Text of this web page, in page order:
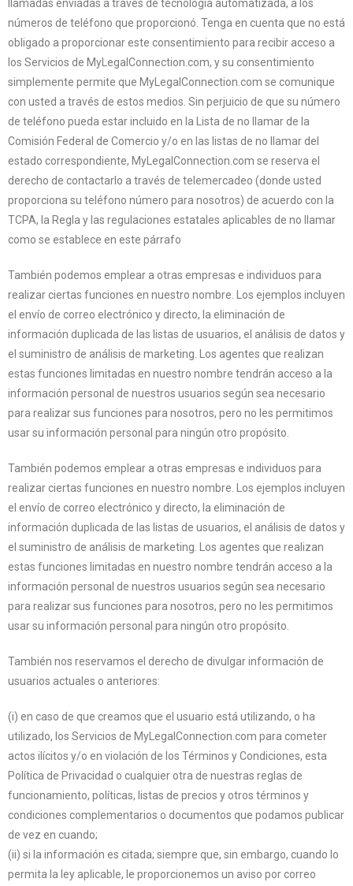
llamadas enviadas a través de tecnología automatizada, a los
números de teléfono que proporcionó. Tenga en cuenta que no está
obligado a proporcionar este consentimiento para recibir acceso a
los Servicios de MyLegalConnection.com, y su consentimiento
simplemente permite que MyLegalConnection.com se comunique
con usted a través de estos medios. Sin perjuicio de que su número
de teléfono pueda estar incluido en la Lista de no llamar de la
Comisión Federal de Comercio y/o en las listas de no llamar del
estado correspondiente, MyLegalConnection.com se reserva el
derecho de contactarlo a través de telemercadeo (donde usted
proporciona su teléfono número para nosotros) de acuerdo con la
TCPA, la Regla y las regulaciones estatales aplicables de no llamar
como se establece en este párrafo
También podemos emplear a otras empresas e individuos para
realizar ciertas funciones en nuestro nombre. Los ejemplos incluyen
el envío de correo electrónico y directo, la eliminación de
información duplicada de las listas de usuarios, el análisis de datos y
el suministro de análisis de marketing. Los agentes que realizan
estas funciones limitadas en nuestro nombre tendrán acceso a la
información personal de nuestros usuarios según sea necesario
para realizar sus funciones para nosotros, pero no les permitimos
usar su información personal para ningún otro propósito.
También podemos emplear a otras empresas e individuos para
realizar ciertas funciones en nuestro nombre. Los ejemplos incluyen
el envío de correo electrónico y directo, la eliminación de
información duplicada de las listas de usuarios, el análisis de datos y
el suministro de análisis de marketing. Los agentes que realizan
estas funciones limitadas en nuestro nombre tendrán acceso a la
información personal de nuestros usuarios según sea necesario
para realizar sus funciones para nosotros, pero no les permitimos
usar su información personal para ningún otro propósito.
También nos reservamos el derecho de divulgar información de
usuarios actuales o anteriores:
(i) en caso de que creamos que el usuario está utilizando, o ha
utilizado, los Servicios de MyLegalConnection.com para cometer
actos ilícitos y/o en violación de los Términos y Condiciones, esta
Política de Privacidad o cualquier otra de nuestras reglas de
funcionamiento, políticas, listas de precios y otros términos y
condiciones complementarios o documentos que podamos publicar
de vez en cuando;
(ii) si la información es citada; siempre que, sin embargo, cuando lo
permita la ley aplicable, le proporcionemos un aviso por correo